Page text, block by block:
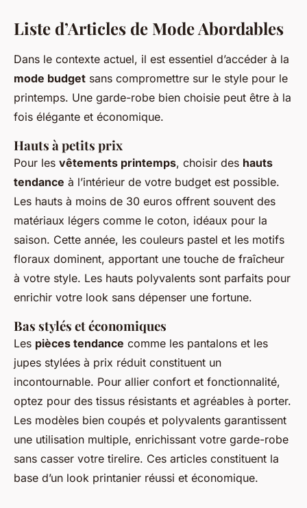
Liste d’Articles de Mode Abordables
Dans le contexte actuel, il est essentiel d’accéder à la
mode budget sans compromettre sur le style pour le
printemps. Une garde-robe bien choisie peut être à la
fois élégante et économique.
Hauts à petits prix
Pour les vêtements printemps, choisir des hauts
tendance à l’intérieur de votre budget est possible.
Les hauts à moins de 30 euros offrent souvent des
matériaux légers comme le coton, idéaux pour la
saison. Cette année, les couleurs pastel et les motifs
floraux dominent, apportant une touche de fraîcheur
à votre style. Les hauts polyvalents sont parfaits pour
enrichir votre look sans dépenser une fortune.
Bas stylés et économiques
Les pièces tendance comme les pantalons et les
jupes stylées à prix réduit constituent un
incontournable. Pour allier confort et fonctionnalité,
optez pour des tissus résistants et agréables à porter.
Les modèles bien coupés et polyvalents garantissent
une utilisation multiple, enrichissant votre garde-robe
sans casser votre tirelire. Ces articles constituent la
base d’un look printanier réussi et économique.